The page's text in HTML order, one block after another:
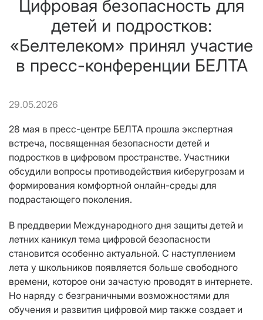
Цифровая безопасность для
детей и подростков:
«Белтелеком» принял участие
в пресс-конференции БЕЛТА
29.05.2026
28 мая в пресс-центре БЕЛТА прошла экспертная
встреча, посвященная безопасности детей и
подростков в цифровом пространстве. Участники
обсудили вопросы противодействия киберугрозам и
формирования комфортной онлайн-среды для
подрастающего поколения.
В преддверии Международного дня защиты детей и
летних каникул тема цифровой безопасности
становится особенно актуальной. С наступлением
лета у школьников появляется больше свободного
времени, которое они зачастую проводят в интернете.
Но наряду с безграничными возможностями для
обучения и развития цифровой мир также создает и